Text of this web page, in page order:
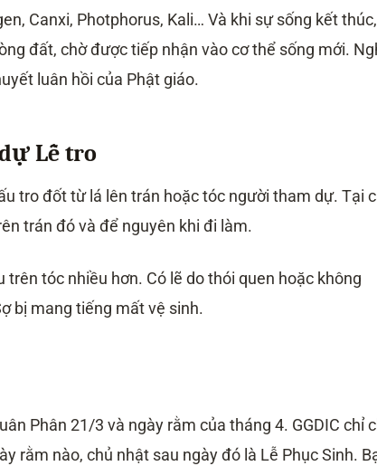
Canxi, Photphorus, Kali… Và khi sự sống kết thúc,
đất, chờ được tiếp nhận vào cơ thể sống mới.
luân hồi của Phật giáo.
Lễ tro
tro đốt từ lá lên trán hoặc tóc người tham dự. Tại
trán đó và để nguyên khi đi làm.
tóc nhiều hơn. Có lẽ do thói quen hoặc không
bị mang tiếng mất vệ sinh.
Phân 21/3 và ngày rằm của tháng 4. GGDIC chỉ
rằm nào, chủ nhật sau ngày đó là Lễ Phục Sinh.